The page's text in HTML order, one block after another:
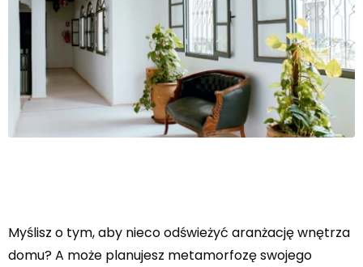
Myślisz o tym, aby nieco odświeżyć aranżację wnętrza
domu? A może planujesz metamorfozę swojego